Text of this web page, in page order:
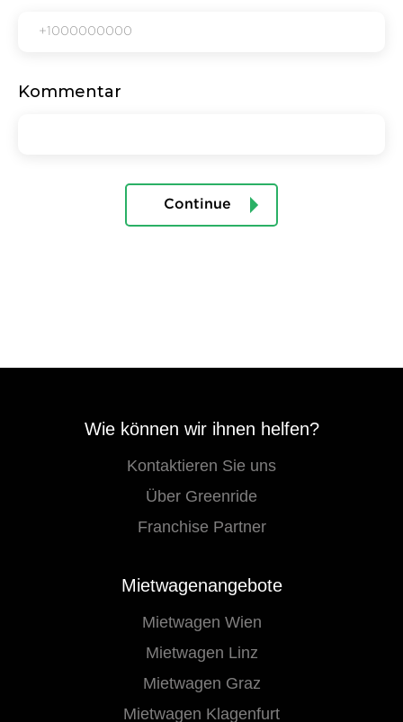
Kommentar
Continue
Wie können wir ihnen helfen?
Kontaktieren Sie uns
Über Greenride
Franchise Partner
Mietwagenangebote
Mietwagen Wien
Mietwagen Linz
Mietwagen Graz
Mietwagen Klagenfurt